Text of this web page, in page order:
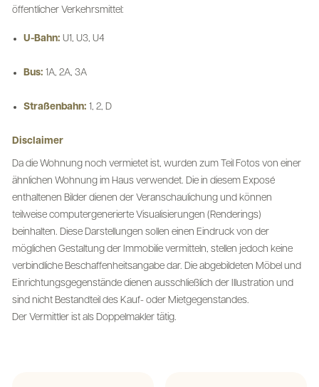
öffentlicher Verkehrsmittel:
U-Bahn: U1, U3, U4
Bus: 1A, 2A, 3A
Straßenbahn: 1, 2, D
Disclaimer
Da die Wohnung noch vermietet ist, wurden zum Teil Fotos von einer
ähnlichen Wohnung im Haus verwendet. Die in diesem Exposé
enthaltenen Bilder dienen der Veranschaulichung und können
teilweise computergenerierte Visualisierungen (Renderings)
beinhalten. Diese Darstellungen sollen einen Eindruck von der
möglichen Gestaltung der Immobilie vermitteln, stellen jedoch keine
verbindliche Beschaffenheitsangabe dar. Die abgebildeten Möbel und
Einrichtungsgegenstände dienen ausschließlich der Illustration und
sind nicht Bestandteil des Kauf- oder Mietgegenstandes.
Der Vermittler ist als Doppelmakler tätig.